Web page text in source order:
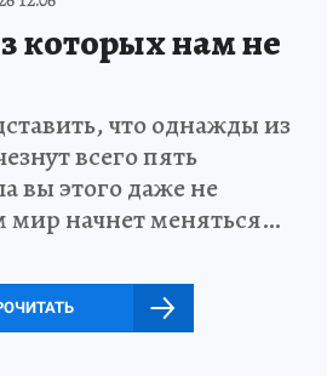
которых нам не
что однажды из
всего пять
вы этого даже не
мир начнет меняться…